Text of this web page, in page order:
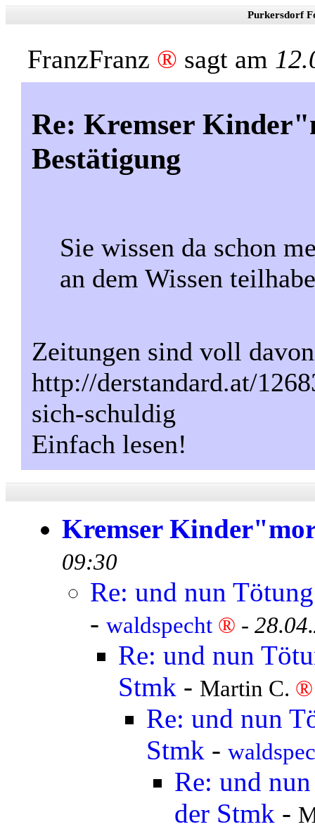
Purkersdorf
FranzFranz ® sagt am
Re: Kremser
Bestätigung
Sie wissen da schon
an dem Wissen
Zeitungen sind voll
http://derstandard.at/
sich-schuldig
Einfach lesen!
Kremser
09:30
Re: und nun
- waldspecht ® -
Re: und nun
Stmk - Martin C. ®
Re: und nun
Stmk -
Re: und
der Stmk -